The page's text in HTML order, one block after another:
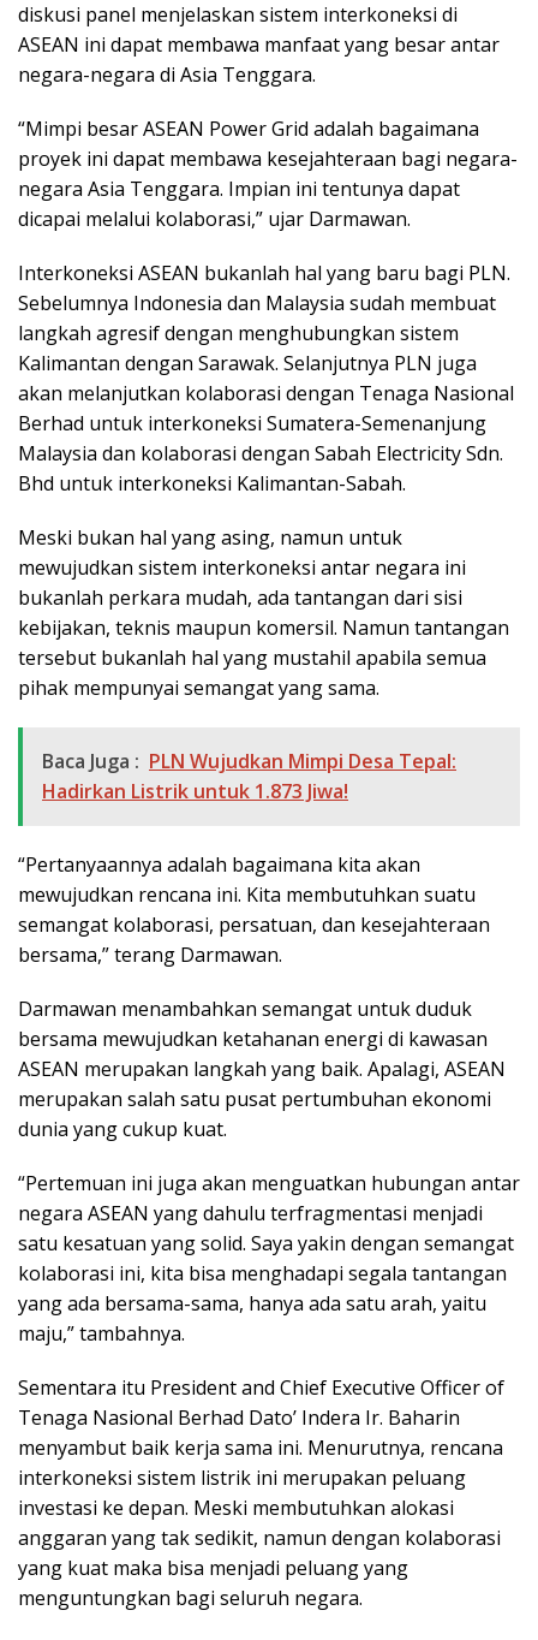
diskusi panel menjelaskan sistem interkoneksi di
ASEAN ini dapat membawa manfaat yang besar antar
negara-negara di Asia Tenggara.
“Mimpi besar ASEAN Power Grid adalah bagaimana
proyek ini dapat membawa kesejahteraan bagi negara-
negara Asia Tenggara. Impian ini tentunya dapat
dicapai melalui kolaborasi,” ujar Darmawan.
Interkoneksi ASEAN bukanlah hal yang baru bagi PLN.
Sebelumnya Indonesia dan Malaysia sudah membuat
langkah agresif dengan menghubungkan sistem
Kalimantan dengan Sarawak. Selanjutnya PLN juga
akan melanjutkan kolaborasi dengan Tenaga Nasional
Berhad untuk interkoneksi Sumatera-Semenanjung
Malaysia dan kolaborasi dengan Sabah Electricity Sdn.
Bhd untuk interkoneksi Kalimantan-Sabah.
Meski bukan hal yang asing, namun untuk
mewujudkan sistem interkoneksi antar negara ini
bukanlah perkara mudah, ada tantangan dari sisi
kebijakan, teknis maupun komersil. Namun tantangan
tersebut bukanlah hal yang mustahil apabila semua
pihak mempunyai semangat yang sama.
Baca Juga : PLN Wujudkan Mimpi Desa Tepal:
Hadirkan Listrik untuk 1.873 Jiwa!
“Pertanyaannya adalah bagaimana kita akan
mewujudkan rencana ini. Kita membutuhkan suatu
semangat kolaborasi, persatuan, dan kesejahteraan
bersama,” terang Darmawan.
Darmawan menambahkan semangat untuk duduk
bersama mewujudkan ketahanan energi di kawasan
ASEAN merupakan langkah yang baik. Apalagi, ASEAN
merupakan salah satu pusat pertumbuhan ekonomi
dunia yang cukup kuat.
“Pertemuan ini juga akan menguatkan hubungan antar
negara ASEAN yang dahulu terfragmentasi menjadi
satu kesatuan yang solid. Saya yakin dengan semangat
kolaborasi ini, kita bisa menghadapi segala tantangan
yang ada bersama-sama, hanya ada satu arah, yaitu
maju,” tambahnya.
Sementara itu President and Chief Executive Officer of
Tenaga Nasional Berhad Dato’ Indera Ir. Baharin
menyambut baik kerja sama ini. Menurutnya, rencana
interkoneksi sistem listrik ini merupakan peluang
investasi ke depan. Meski membutuhkan alokasi
anggaran yang tak sedikit, namun dengan kolaborasi
yang kuat maka bisa menjadi peluang yang
menguntungkan bagi seluruh negara.